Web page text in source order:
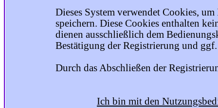
Dieses System verwendet Cookies,
speichern. Diese Cookies enthalten
dienen ausschließlich dem
Bestätigung der Registrierung und ggf.
Durch das Abschließen der
Ich bin mit den